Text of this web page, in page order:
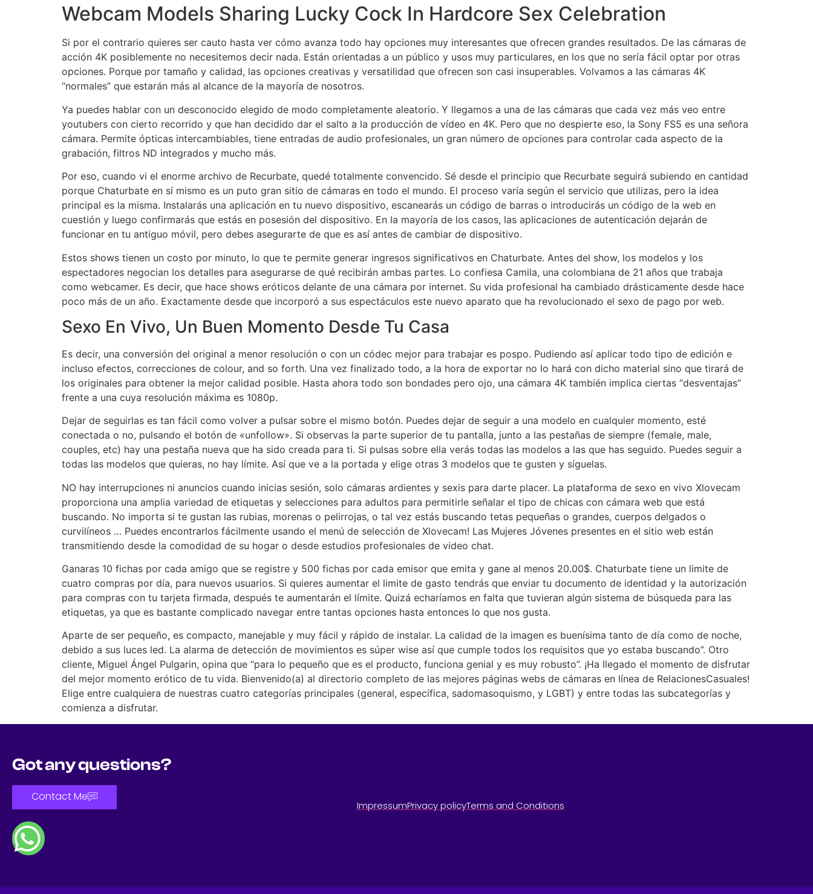
Webcam Models Sharing Lucky Cock In Hardcore Sex Celebration
Si por el contrario quieres ser cauto hasta ver cómo avanza todo hay opciones muy interesantes que ofrecen grandes resultados. De las cámaras de
acción 4K posiblemente no necesitemos decir nada. Están orientadas a un público y usos muy particulares, en los que no sería fácil optar por otras
opciones. Porque por tamaño y calidad, las opciones creativas y versatilidad que ofrecen son casi insuperables. Volvamos a las cámaras 4K
“normales” que estarán más al alcance de la mayoría de nosotros.
Ya puedes hablar con un desconocido elegido de modo completamente aleatorio. Y llegamos a una de las cámaras que cada vez más veo entre
youtubers con cierto recorrido y que han decidido dar el salto a la producción de vídeo en 4K. Pero que no despierte eso, la Sony FS5 es una señora
cámara. Permite ópticas intercambiables, tiene entradas de audio profesionales, un gran número de opciones para controlar cada aspecto de la
grabación, filtros ND integrados y mucho más.
Por eso, cuando vi el enorme archivo de Recurbate, quedé totalmente convencido. Sé desde el principio que Recurbate seguirá subiendo en cantidad
porque Chaturbate en sí mismo es un puto gran sitio de cámaras en todo el mundo. El proceso varía según el servicio que utilizas, pero la idea
principal es la misma. Instalarás una aplicación en tu nuevo dispositivo, escanearás un código de barras o introducirás un código de la web en
cuestión y luego confirmarás que estás en posesión del dispositivo. En la mayoría de los casos, las aplicaciones de autenticación dejarán de
funcionar en tu antiguo móvil, pero debes asegurarte de que es así antes de cambiar de dispositivo.
Estos shows tienen un costo por minuto, lo que te permite generar ingresos significativos en Chaturbate. Antes del show, los modelos y los
espectadores negocian los detalles para asegurarse de qué recibirán ambas partes. Lo confiesa Camila, una colombiana de 21 años que trabaja
como webcamer. Es decir, que hace shows eróticos delante de una cámara por internet. Su vida profesional ha cambiado drásticamente desde hace
poco más de un año. Exactamente desde que incorporó a sus espectáculos este nuevo aparato que ha revolucionado el sexo de pago por web.
Sexo En Vivo, Un Buen Momento Desde Tu Casa
Es decir, una conversión del original a menor resolución o con un códec mejor para trabajar es pospo. Pudiendo así aplicar todo tipo de edición e
incluso efectos, correcciones de colour, and so forth. Una vez finalizado todo, a la hora de exportar no lo hará con dicho material sino que tirará de
los originales para obtener la mejor calidad posible. Hasta ahora todo son bondades pero ojo, una cámara 4K también implica ciertas “desventajas”
frente a una cuya resolución máxima es 1080p.
Dejar de seguirlas es tan fácil como volver a pulsar sobre el mismo botón. Puedes dejar de seguir a una modelo en cualquier momento, esté
conectada o no, pulsando el botón de «unfollow». Si observas la parte superior de tu pantalla, junto a las pestañas de siempre (female, male,
couples, etc) hay una pestaña nueva que ha sido creada para ti. Si pulsas sobre ella verás todas las modelos a las que has seguido. Puedes seguir a
todas las modelos que quieras, no hay límite. Así que ve a la portada y elige otras 3 modelos que te gusten y síguelas.
NO hay interrupciones ni anuncios cuando inicias sesión, solo cámaras ardientes y sexis para darte placer. La plataforma de sexo en vivo Xlovecam
proporciona una amplia variedad de etiquetas y selecciones para adultos para permitirle señalar el tipo de chicas con cámara web que está
buscando. No importa si te gustan las rubias, morenas o pelirrojas, o tal vez estás buscando tetas pequeñas o grandes, cuerpos delgados o
curvilíneos … Puedes encontrarlos fácilmente usando el menú de selección de Xlovecam! Las Mujeres Jóvenes presentes en el sitio web están
transmitiendo desde la comodidad de su hogar o desde estudios profesionales de video chat.
Ganaras 10 fichas por cada amigo que se registre y 500 fichas por cada emisor que emita y gane al menos 20.00$. Chaturbate tiene un limite de
cuatro compras por día, para nuevos usuarios. Si quieres aumentar el limite de gasto tendrás que enviar tu documento de identidad y la autorización
para compras con tu tarjeta firmada, después te aumentarán el límite. Quizá echaríamos en falta que tuvieran algún sistema de búsqueda para las
etiquetas, ya que es bastante complicado navegar entre tantas opciones hasta entonces lo que nos gusta.
Aparte de ser pequeño, es compacto, manejable y muy fácil y rápido de instalar. La calidad de la imagen es buenísima tanto de día como de noche,
debido a sus luces led. La alarma de detección de movimientos es súper wise así que cumple todos los requisitos que yo estaba buscando”. Otro
cliente, Miguel Ángel Pulgarin, opina que “para lo pequeño que es el producto, funciona genial y es muy robusto”. ¡Ha llegado el momento de disfrutar
del mejor momento erótico de tu vida. Bienvenido(a) al directorio completo de las mejores páginas webs de cámaras en línea de RelacionesCasuales!
Elige entre cualquiera de nuestras cuatro categorías principales (general, específica, sadomasoquismo, y LGBT) y entre todas las subcategorías y
comienza a disfrutar.
Got any questions?
Contact Me
ImpressumPrivacy policyTerms and Conditions